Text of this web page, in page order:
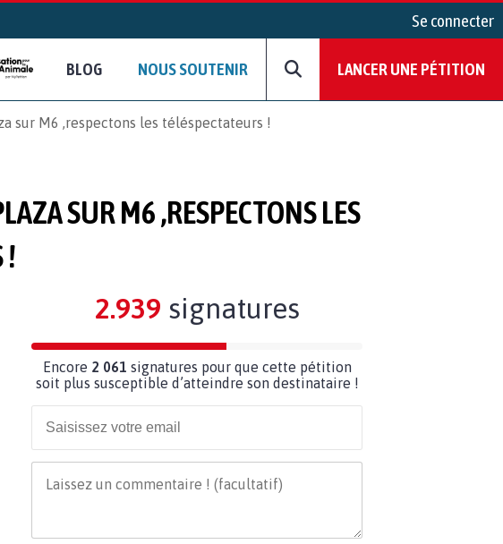
Se connecter
BLOG NOUS SOUTENIR LANCER UNE PÉTITION
sur M6 ,respectons les téléspectateurs !
SUR M6 ,RESPECTONS LES
!
2.939 signatures
Encore 2 061 signatures pour que cette pétition
soit plus susceptible d’atteindre son destinataire !